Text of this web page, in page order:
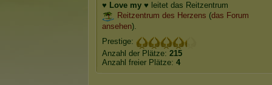
♥ Love my ♥ leitet das Reitzentrum
Reitzentrum des Herzens (das Forum
ansehen).
Prestige:
Anzahl der Plätze: 215
Anzahl freier Plätze: 4